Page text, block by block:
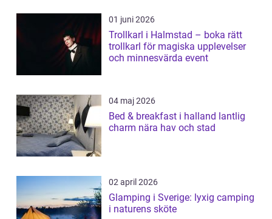
01 juni 2026
Trollkarl i Halmstad – boka rätt
trollkarl för magiska upplevelser
och minnesvärda event
04 maj 2026
Bed & breakfast i halland lantlig
charm nära hav och stad
02 april 2026
Glamping i Sverige: lyxig camping
i naturens sköte